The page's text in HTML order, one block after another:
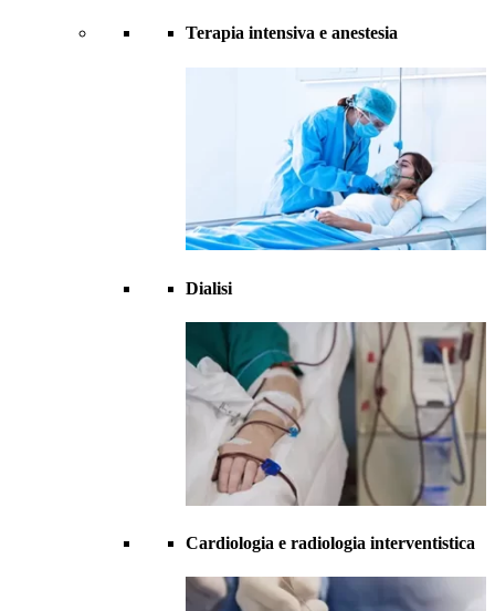
Terapia intensiva e anestesia
Dialisi
Cardiologia e radiologia interventistica